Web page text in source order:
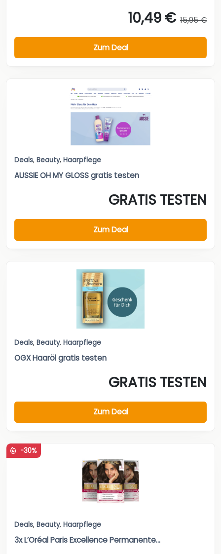
10,49 € 15,95 €
Zum Deal
Deals, Beauty, Haarpflege
AUSSIE OH MY GLOSS gratis testen
GRATIS TESTEN
Zum Deal
Deals, Beauty, Haarpflege
OGX Haaröl gratis testen
GRATIS TESTEN
Zum Deal
-30%
Deals, Beauty, Haarpflege
3x L’Oréal Paris Excellence Permanente...